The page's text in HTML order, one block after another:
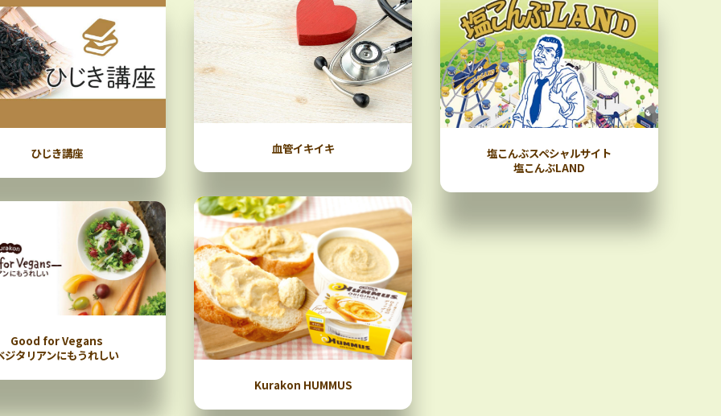
ひじき講座 血管イキイキ
塩こんぶスペシャルサイト
塩こんぶLAND
Kurakon HUMMUS
Good for Vegans
ジタリアンにもうれしい